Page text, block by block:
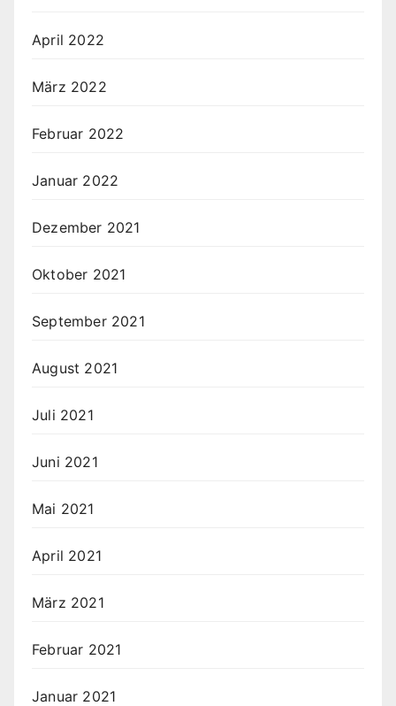
April 2022
März 2022
Februar 2022
Januar 2022
Dezember 2021
Oktober 2021
September 2021
August 2021
Juli 2021
Juni 2021
Mai 2021
April 2021
März 2021
Februar 2021
Januar 2021